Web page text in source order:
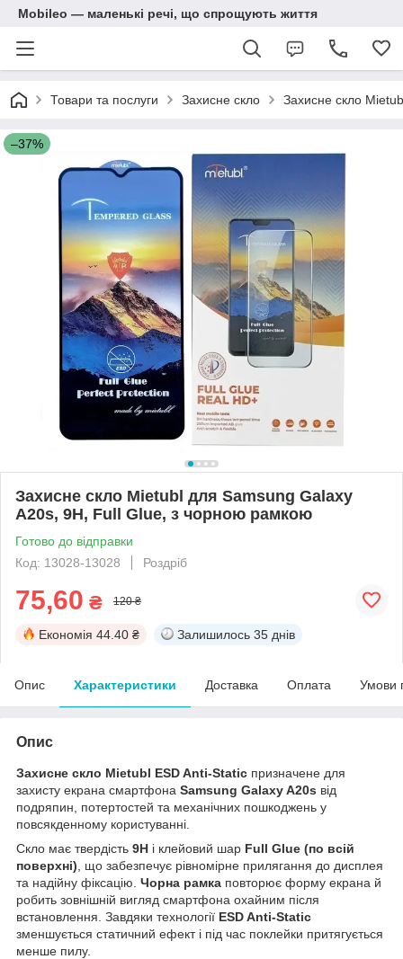
Mobileo — маленькі речі, що спрощують життя
Товари та послуги Захисне скло Захисне скло
–37%
Захисне скло Mietubl для Samsung Galaxy
A20s, 9H, Full Glue, з чорною рамкою
Готово до відправки
Код: 13028-13028
Роздріб
75,60 ₴ 120 ₴
Економія 44.40 ₴ Залишилось 35 днів
Опис Характеристики Доставка Оплата Умови
Опис
Захисне скло Mietubl ESD Anti-Static призначене для
захисту екрана смартфона Samsung Galaxy A20s від
подряпин, потертостей та механічних пошкоджень у
повсякденному користуванні.
Скло має твердість 9H і клейовий шар Full Glue (по всій
поверхні) , що забезпечує рівномірне прилягання до дисплея
та надійну фіксацію. Чорна рамка повторює форму екрана й
робить зовнішній вигляд смартфона охайним після
встановлення. Завдяки технології ESD Anti-Static
зменшується статичний ефект і під час поклейки притягується
менше пилу.